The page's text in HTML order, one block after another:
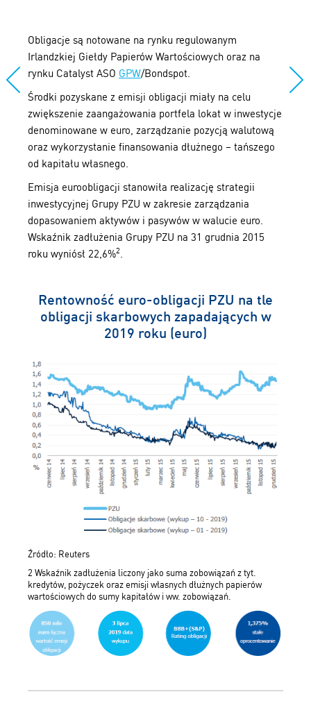
Obligacje są notowane na rynku regulowanym
Irlandzkiej Giełdy Papierów Wartościowych oraz na
rynku Catalyst ASO GPW/Bondspot.
Środki pozyskane z emisji obligacji miały na celu
zwiększenie zaangażowania portfela lokat w inwestycje
denominowane w euro, zarządzanie pozycją walutową
oraz wykorzystanie finansowania dłużnego – tańszego
od kapitału własnego.
Emisja euroobligacji stanowiła realizację strategii
inwestycyjnej Grupy PZU w zakresie zarządzania
dopasowaniem aktywów i pasywów w walucie euro.
Wskaźnik zadłużenia Grupy PZU na 31 grudnia 2015
roku wyniósł 22,6%2.
Rentowność euro-obligacji PZU na tle
obligacji skarbowych zapadających w
2019 roku (euro)
Źródło: Reuters
2 Wskaźnik zadłużenia liczony jako suma zobowiązań z tyt.
kredytów, pożyczek oraz emisji własnych dłużnych papierów
wartościowych do sumy kapitałów i ww. zobowiązań.